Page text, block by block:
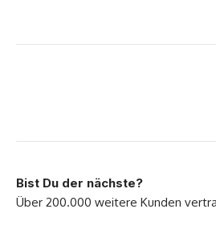
Bist Du der nächste?